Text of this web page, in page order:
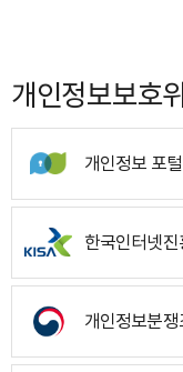
개인정보보호
개인정보 포털
한국인터넷진
개인정보분